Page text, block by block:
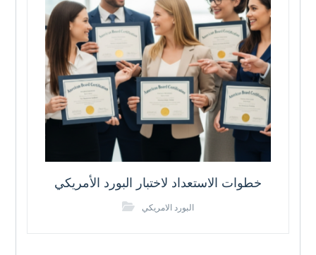
خطوات الاستعداد لاختبار البورد الأمريكي
البورد الامريكي